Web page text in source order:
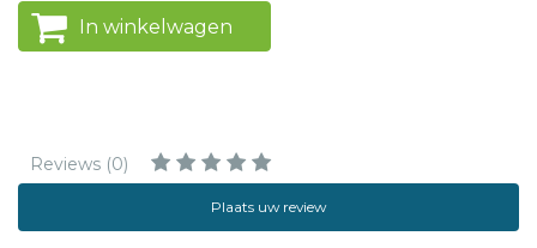
In winkelwagen
Reviews (0)
Plaats uw review